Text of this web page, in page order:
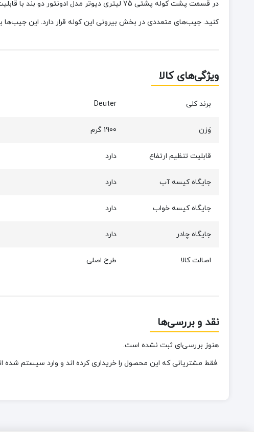
در قسمت پشت کوله پشتی 75 لیتری دیوتر مدل
کنید. جیب‌های متعددی در بخش بیرونی این کوله قرار دارد. این
ویژگی‌های کالا
برند کلی Deuter
وَزن 1900 گرم
قابلیت تنظیم ارتفاع دارد
جایگاه کیسه آب دارد
جایگاه کیسه خواب دارد
جایگاه چادر دارد
اصالت کالا طرح اصلی
نقد و بررسی‌ها
هنوز بررسی‌ای ثبت نشده است.
.فقط مشتریانی که این محصول را خریداری کرده اند و وارد سیستم شده